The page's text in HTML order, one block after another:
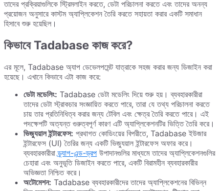
তাদের প্রক্রিয়াগুলিকে স্ট্রিমলাইন করতে, ডেটা পরিচালনা করতে এবং তাদের অনন্য
প্রয়োজন অনুসারে কাস্টম অ্যাপ্লিকেশন তৈরি করতে সহায়তা করার একটি সমাধান
হিসাবে শুরু হয়েছিল।
কিভাবে Tadabase কাজ করে?
এর মূলে, Tadabase অ্যাপ ডেভেলপমেন্ট যাত্রাকে সহজ করার জন্য ডিজাইন করা
হয়েছে। এখানে কিভাবে এটা কাজ করে:
ডেটা মডেলিং: Tadabase ডেটা মডেলিং দিয়ে শুরু হয়। ব্যবহারকারীরা
তাদের ডেটা স্ট্রাকচার সংজ্ঞায়িত করতে পারে, তারা যে তথ্য পরিচালনা করতে
চায় তার প্রতিনিধিত্ব করার জন্য টেবিল এবং ক্ষেত্র তৈরি করতে পারে। এই
পদক্ষেপটি অত্যন্ত গুরুত্বপূর্ণ কারণ এটি অ্যাপ্লিকেশনটির ভিত্তি তৈরি করে।
ভিজ্যুয়াল ইন্টারফেস: প্রথাগত কোডিংয়ের বিপরীতে, Tadabase ইউজার
ইন্টারফেস (UI) তৈরির জন্য একটি ভিজ্যুয়াল ইন্টারফেস অফার করে।
ব্যবহারকারীরাড্র্যাগ-এন্ড-ড্রপ উপাদানগুলির মাধ্যমে তাদের অ্যাপ্লিকেশনগুলির
চেহারা এবং অনুভূতি ডিজাইন করতে পারে, একটি বিরামহীন ব্যবহারকারীর
অভিজ্ঞতা নিশ্চিত করে।
অটোমেশন: Tadabase ব্যবহারকারীদের তাদের অ্যাপ্লিকেশনের বিভিন্ন